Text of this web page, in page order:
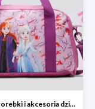
-20% na torebki i akcesoria dziecięce